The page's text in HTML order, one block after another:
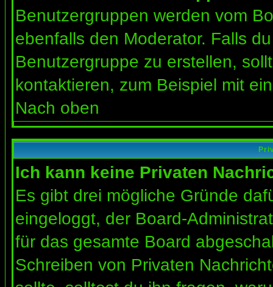
Benutzergruppen werden vom
ebenfalls den Moderator. Falls
Benutzergruppe zu erstellen,
kontaktieren, zum Beispiel mit
Nach oben
Ich kann keine Privaten
Es gibt drei mögliche Gründe
eingeloggt, der Board-
für das gesamte Board
Schreiben von Privaten